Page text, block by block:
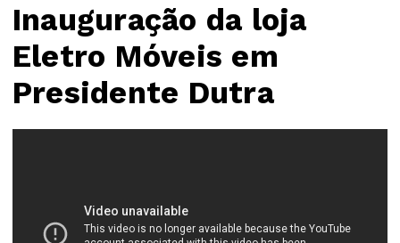
Inauguração da loja
Eletro Móveis em
Presidente Dutra